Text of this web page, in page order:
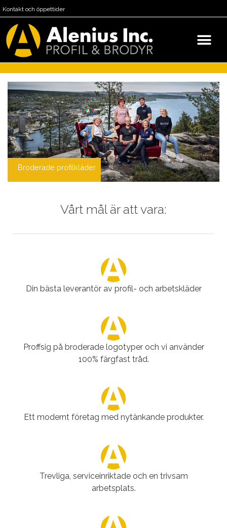
Kontakt och öppettider
Broderade profilkläder
Vårt mål är att vara:
Din bästa leverantör av profil- och arbetskläder
Proffsig på broderade logotyper och vi använder
100% färgfast tråd.
Ett modernt företag med nytänkande produkter.
Trevliga, serviceinriktade och en trivsam
arbetsplats.